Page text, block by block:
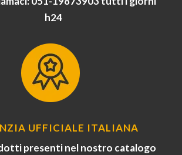
h24
UFFICIALE ITALIANA
presenti nel nostro catalogo